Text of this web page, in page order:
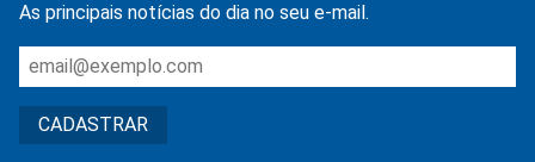
As principais notícias do dia no seu e-mail.